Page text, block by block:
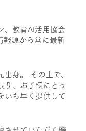
、教育AI活用協会
報源から常に最新
身。 その上で、
り、お子様にとっ
いち早く提供して